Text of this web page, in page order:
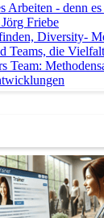
Arbeiten - denn
Friebe
Diversity-
Teams, die
Team: